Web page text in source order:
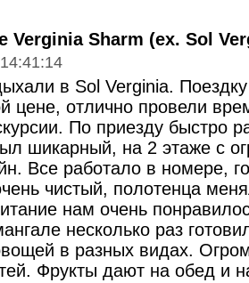
Verginia Sharm (ex. Sol
в Sol Verginia.
цене, отлично провели
По приезду быстро
шикарный, на 2 этаже с
Все работало в номере,
чистый, полотенца
нам очень
несколько раз
в разных видах.
Фрукты дают на обед и